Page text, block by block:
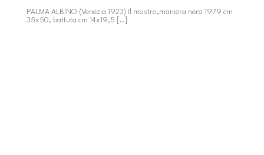
PALMA ALBINO (Venezia 1923) Il mostro,maniera nera 1979 cm
35x50, battuta cm 14x19,5 [..]